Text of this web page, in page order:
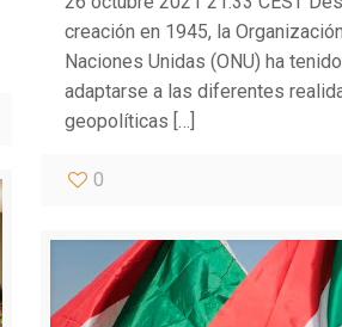
creación en 1945, la
Naciones Unidas (ONU) ha
adaptarse a las diferentes
geopolíticas […]
0